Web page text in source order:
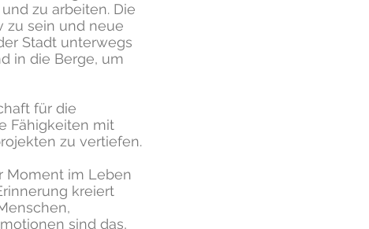
zu arbeiten. Die
zu sein und neue
Stadt unterwegs
in die Berge, um
für die
Fähigkeiten mit
zu vertiefen.
Moment im Leben
kreiert
sind das,